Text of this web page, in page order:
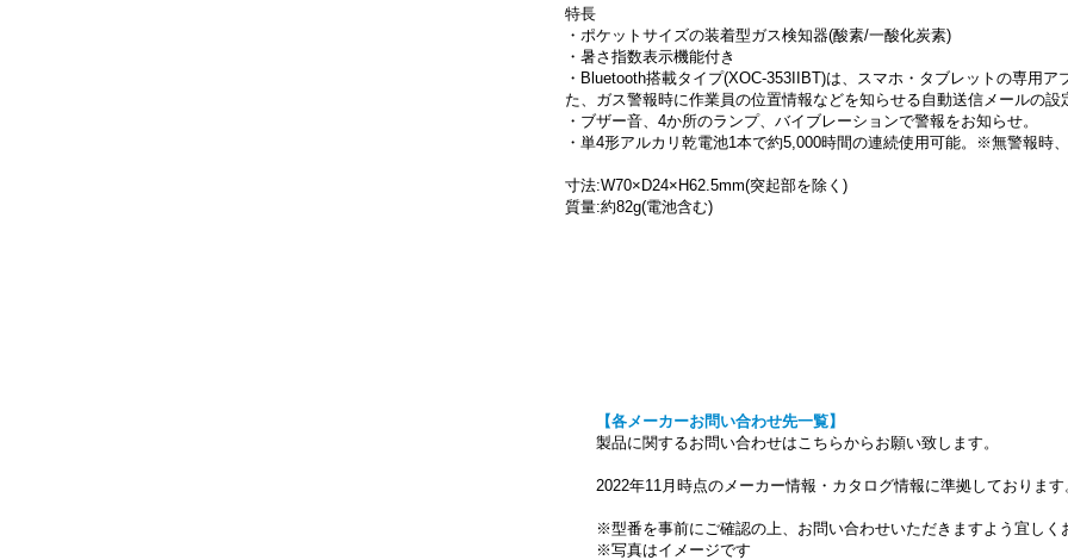
特長
・ポケットサイズの装着型ガス検知器(酸素/一酸化炭素)
・暑さ指数表示機能付き
・Bluetooth搭載タイプ(XOC-353IIBT)は、スマホ・タブレットの専用
た、ガス警報時に作業員の位置情報などを知らせる自動送信メールの設
・ブザー音、4か所のランプ、バイブレーションで警報をお知らせ。
・単4形アルカリ乾電池1本で約5,000時間の連続使用可能。※無警報時
寸法:W70×D24×H62.5mm(突起部を除く)
質量:約82g(電池含む)
【各メーカーお問い合わせ先一覧】
製品に関するお問い合わせはこちらからお願い致します。
2022年11月時点のメーカー情報・カタログ情報に準拠しております
※型番を事前にご確認の上、お問い合わせいただきますよう宜しく
※写真はイメージです